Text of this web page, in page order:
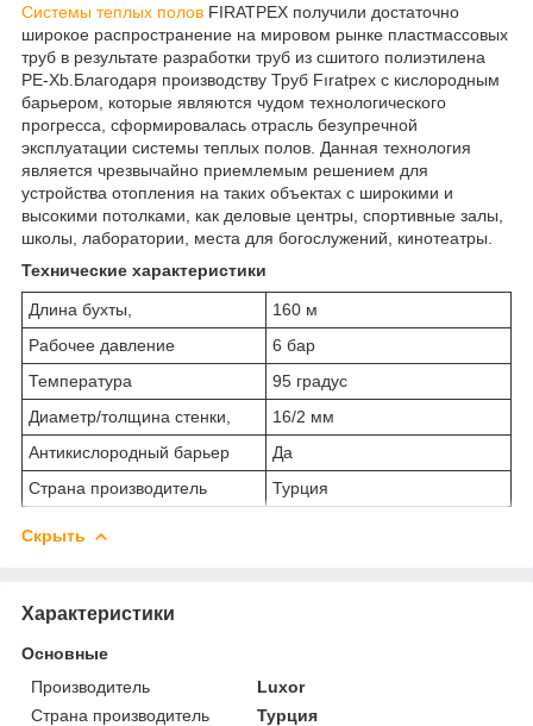
Системы теплых полов FIRATPEX получили достаточно
широкое распространение на мировом рынке пластмассовых
труб в результате разработки труб из сшитого полиэтилена
PE-Xb.Благодаря производству Труб Fıratpex с кислородным
барьером, которые являются чудом технологического
прогресса, сформировалась отрасль безупречной
эксплуатации системы теплых полов. Данная технология
является чрезвычайно приемлемым решением для
устройства отопления на таких объектах с широкими и
высокими потолками, как деловые центры, спортивные залы,
школы, лаборатории, места для богослужений, кинотеатры.
Технические характеристики
Длина бухты,
160 м
Рабочее давление
6 бар
Температура
95 градус
Диаметр/толщина стенки,
16/2 мм
Антикислородный барьер
Да
Страна производитель
Турция
Скрыть
Характеристики
Основные
Производитель
Luxor
Страна производитель
Турция